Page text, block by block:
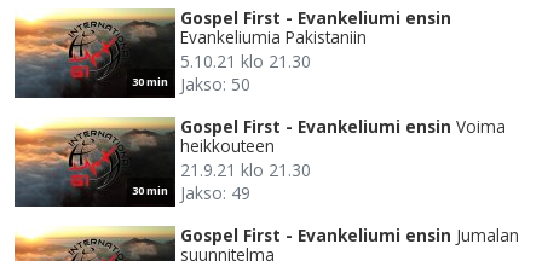
30 min
Gospel First - Evankeliumi ensin
Evankeliumia Pakistaniin
5.10.21 klo 21.30
Jakso: 50
30 min
Gospel First - Evankeliumi ensin Voima
heikkouteen
21.9.21 klo 21.30
Jakso: 49
Gospel First - Evankeliumi ensin Jumalan
suunnitelma